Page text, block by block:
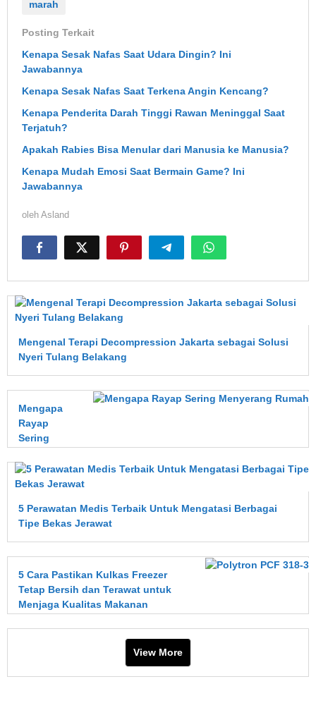
marah
Posting Terkait
Kenapa Sesak Nafas Saat Udara Dingin? Ini
Jawabannya
Kenapa Sesak Nafas Saat Terkena Angin Kencang?
Kenapa Penderita Darah Tinggi Rawan Meninggal Saat
Terjatuh?
Apakah Rabies Bisa Menular dari Manusia ke Manusia?
Kenapa Mudah Emosi Saat Bermain Game? Ini
Jawabannya
oleh Asland
Mengenal Terapi Decompression Jakarta sebagai Solusi
Nyeri Tulang Belakang
Mengapa
Rayap
Sering
Rumah?
Kenali
Dampak,
dan Cara
Mencegahnya
Sejak Dini
5 Perawatan Medis Terbaik Untuk Mengatasi Berbagai
Tipe Bekas Jerawat
5 Cara Pastikan Kulkas Freezer
Tetap Bersih dan Terawat untuk
Menjaga Kualitas Makanan
View More